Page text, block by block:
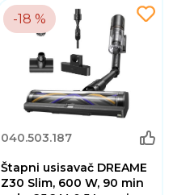
-18 %
040.503.187
Štapni usisavač DREAME
Z30 Slim, 600 W, 90 min